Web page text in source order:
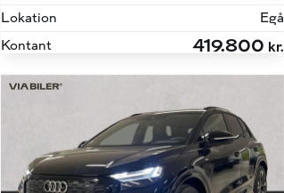
Lokation
Egå
Kontant
419.800 kr.